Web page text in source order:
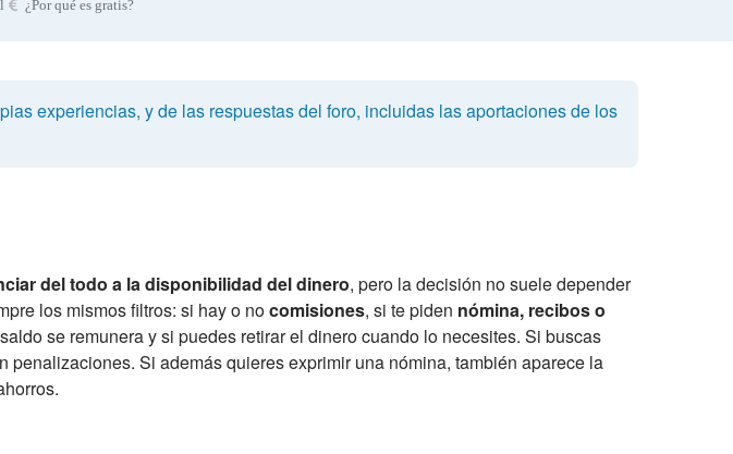
¿Por qué es gratis?
experiencias, y de las respuestas del foro, incluidas las aportaciones de los
del todo a la disponibilidad del dinero, pero la decisión no suele depender
los mismos filtros: si hay o nocomisiones, si te piden nómina, recibos o
se remunera y si puedes retirar el dinero cuando lo necesites. Si buscas
Si además quieres exprimir una nómina, también aparece la